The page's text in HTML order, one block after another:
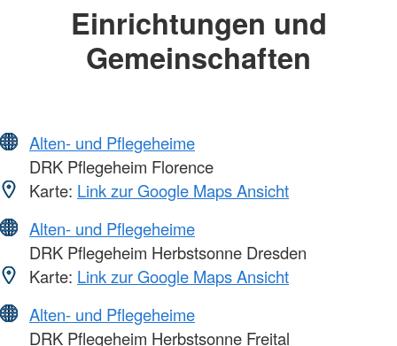
Einrichtungen und
Gemeinschaften
Alten- und Pflegeheime
DRK Pflegeheim Florence
Karte: Link zur Google Maps Ansicht
Alten- und Pflegeheime
DRK Pflegeheim Herbstsonne Dresden
Karte: Link zur Google Maps Ansicht
Alten- und Pflegeheime
DRK Pflegeheim Herbstsonne Freital